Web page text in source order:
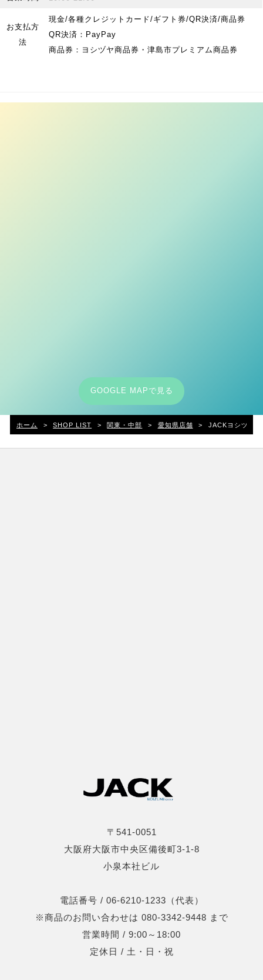
お支払方
法
現金/各種クレジットカード/ギフト券/QR決済/商品券
QR決済：PayPay
商品券：ヨシヅヤ商品券・津島市プレミアム商品券
GOOGLE MAPで見る
ホーム > SHOP LIST > 関東・中部 > 愛知県店舗 > JACKヨシヅヤ
〒541-0051
大阪府大阪市中央区備後町3-1-8
小泉本社ビル
電話番号 / 06-6210-1233（代表）
※商品のお問い合わせは 080-3342-9448 まで
営業時間 / 9:00～18:00
定休日 / 土・日・祝